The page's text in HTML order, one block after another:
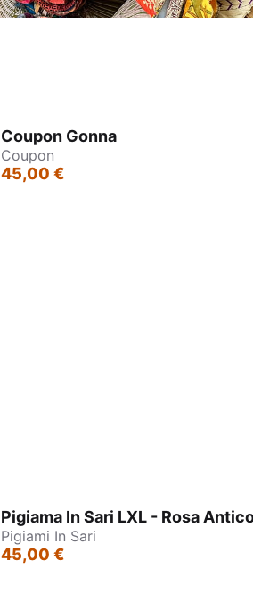
Coupon Gonna
Coupon
45,00 €
Pigiama In Sari LXL - Rosa
Pigiami In Sari
45,00 €